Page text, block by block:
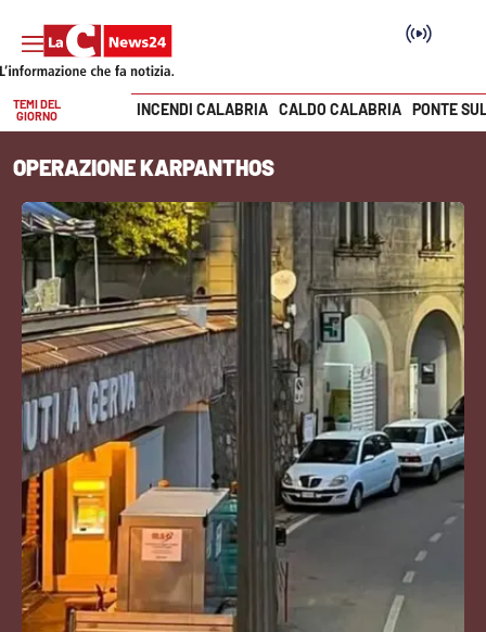
SEZIONI
Cronaca
Politica
Attualità
Economia e lavoro
Italia Mondo
Sanità
Sport
Cultura
Vai
TEMI DEL
GIORNO
INCENDI CALABRIA CALDO CALABRIA PONTE
OPERAZIONE KARPANTHOS